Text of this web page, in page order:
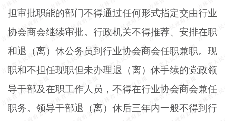
担审批职能的部门不得通过任何形式指定交由行业
协会商会继续审批。行政机关不得推荐、安排在职
和退（离）休公务员到行业协会商会任职兼职。现
职和不担任现职但未办理退（离）休手续的党政领
导干部及在职工作人员，不得在行业协会商会兼任
职务。领导干部退（离）休后三年内一般不得到行